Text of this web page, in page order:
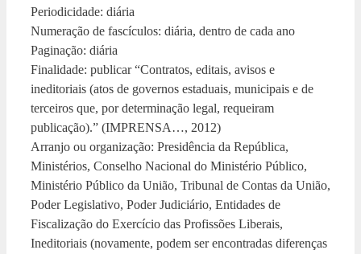
Periodicidade: diária
Numeração de fascículos: diária, dentro de cada ano
Paginação: diária
Finalidade: publicar “Contratos, editais, avisos e
ineditoriais (atos de governos estaduais, municipais e de
terceiros que, por determinação legal, requeiram
publicação).” (IMPRENSA…, 2012)
Arranjo ou organização: Presidência da República,
Ministérios, Conselho Nacional do Ministério Público,
Ministério Público da União, Tribunal de Contas da União,
Poder Legislativo, Poder Judiciário, Entidades de
Fiscalização do Exercício das Profissões Liberais,
Ineditoriais (novamente, podem ser encontradas diferenças